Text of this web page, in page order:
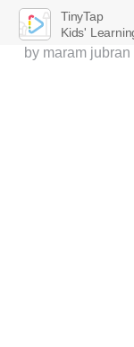
TinyTap
Kids'